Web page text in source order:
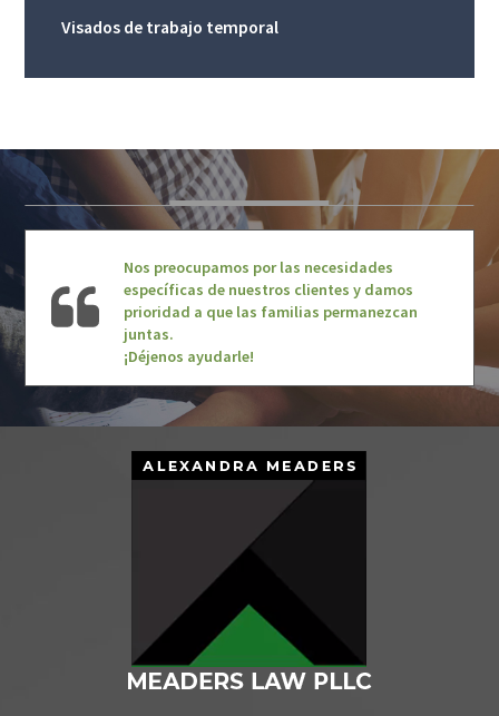
Visados de trabajo temporal
Nos preocupamos por las necesidades
específicas de nuestros clientes y damos
prioridad a que las familias permanezcan
juntas.
¡Déjenos ayudarle!